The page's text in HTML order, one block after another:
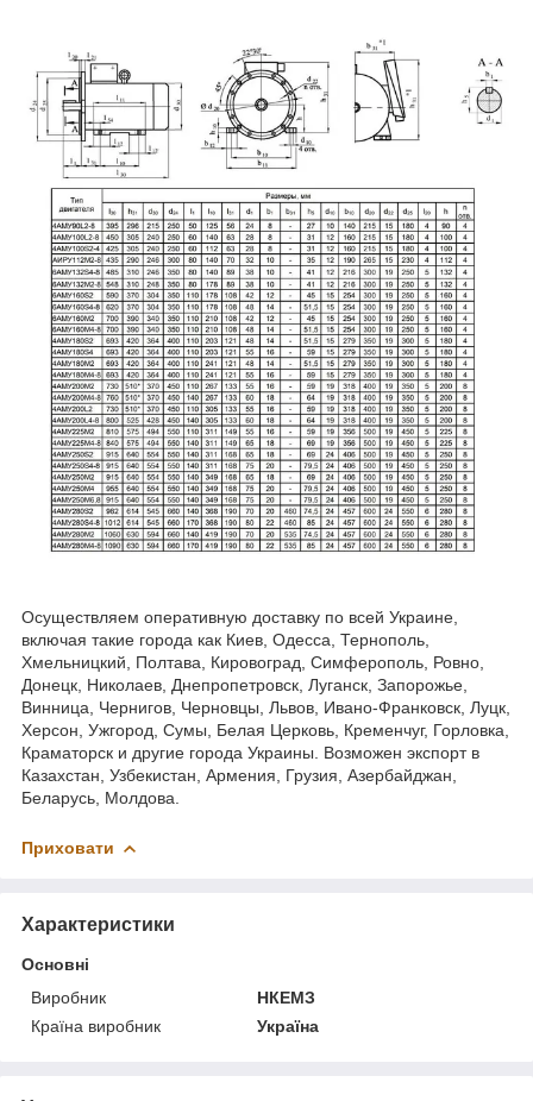
Осуществляем оперативную доставку по всей Украине,
включая такие города как Киев, Одесса, Тернополь,
Хмельницкий, Полтава, Кировоград, Симферополь, Ровно,
Донецк, Николаев, Днепропетровск, Луганск, Запорожье,
Винница, Чернигов, Черновцы, Львов, Ивано-Франковск, Луцк,
Херсон, Ужгород, Сумы, Белая Церковь, Кременчуг, Горловка,
Краматорск и другие города Украины. Возможен экспорт в
Казахстан, Узбекистан, Армения, Грузия, Азербайджан,
Беларусь, Молдова.
Приховати
Характеристики
Основні
Виробник
НКЕМЗ
Країна виробник
Україна